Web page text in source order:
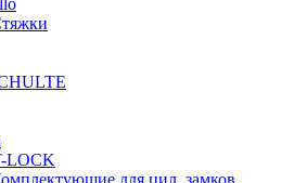
LOCK
для цил. замков